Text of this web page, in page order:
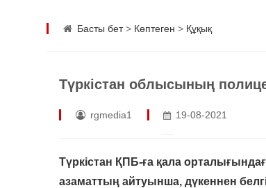
Басты бет> Көптеген > Құқық
Түркістан облысының
rgmedia1 19-08-2021
Түркістан ҚПБ-ға қала
азаматтың айтуынша, дүкеннен